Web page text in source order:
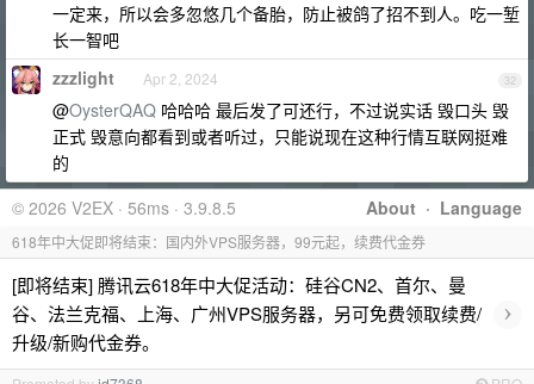
一定来，所以会多忽悠几个备胎，防止被鸽了招不到人。吃一堑
长一智吧
32
zzzlight Apr 2, 2024
@OysterQAQ 哈哈哈 最后发了可还行，不过说实话 毁口头 毁
正式 毁意向都看到或者听过，只能说现在这种行情互联网挺难
的
About · Language
© 2026 V2EX · 56ms · 3.9.8.5
618年中大促即将结束：国内外VPS服务器，99元起，续费代金券
[即将结束] 腾讯云618年中大促活动：硅谷CN2、首尔、曼
谷、法兰克福、上海、广州VPS服务器，另可免费领取续费/
升级/新购代金券。
›